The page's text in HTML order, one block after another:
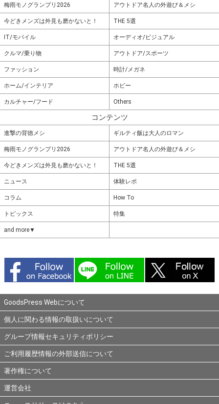
梅雨モノグランプリ2026 アウトドア名人の外遊び＆メシ
今どきメンズは外見も磨かないと！ THE 5選
IT/モバイル オーディオ/ビジュアル
クルマ/乗り物 アウトドア/スポーツ
ファッション 時計/メガネ
ホーム/インテリア ホビー
カルチャー/フード Others
コンテンツ
進撃の背徳メシ ギルティ飯は大人のロマン
梅雨モノグランプリ2026 アウトドア名人の外遊び＆メシ
今どきメンズは外見も磨かないと！ THE 5選
ニュース 体験レポ
コラム How To
トピックス 特集
and more▼
GoodsPress Webについて
個人に関わる情報の取扱いについて
グループ情報セキュリティポリシー
ご利用履歴情報の外部送信について
著作権について
運営会社